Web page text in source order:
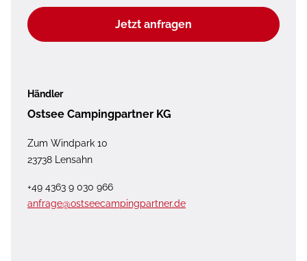
Jetzt anfragen
Händler
Ostsee Campingpartner KG
Zum Windpark 10
23738 Lensahn
+49 4363 9 030 966
anfrage@ostseecampingpartner.de